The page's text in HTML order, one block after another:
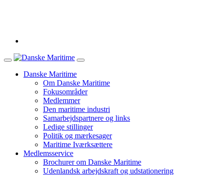
Danske Maritime
Om Danske Maritime
Fokusområder
Medlemmer
Den maritime industri
Samarbejdspartnere og links
Ledige stillinger
Politik og mærkesager
Maritime Iværksættere
Medlemsservice
Brochurer om Danske Maritime
Udenlandsk arbejdskraft og udstationering